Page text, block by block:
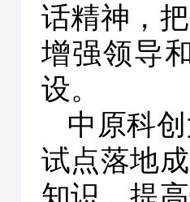
话精神，
增强领导
设。
中原科
试点落地